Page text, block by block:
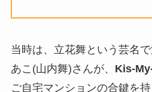
当時は、立花舞という芸名
あこ(山内舞)さんが、 Kis-
ご自宅マンションの合鍵を持